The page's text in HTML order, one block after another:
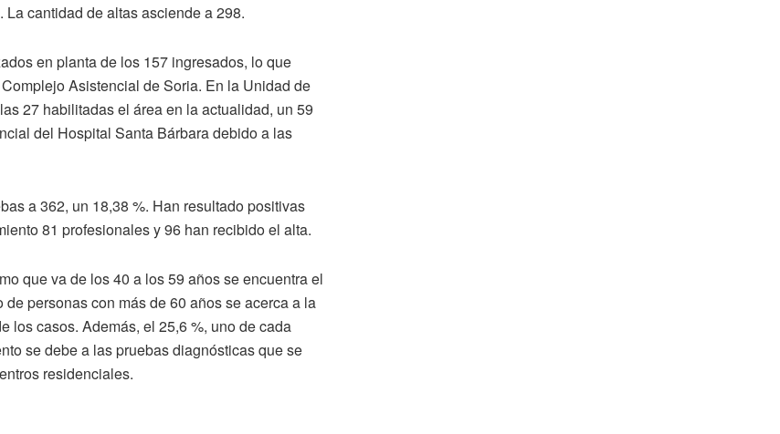
cantidad de altas asciende a 298.
en planta de los 157 ingresados, lo que
Asistencial de Soria. En la Unidad de
27 habilitadas el área en la actualidad, un 59
del Hospital Santa Bárbara debido a las
a 362, un 18,38 %. Han resultado positivas
81 profesionales y 96 han recibido el alta.
que va de los 40 a los 59 años se encuentra el
personas con más de 60 años se acerca a la
los casos. Además, el 25,6 %, uno de cada
se debe a las pruebas diagnósticas que se
residenciales.